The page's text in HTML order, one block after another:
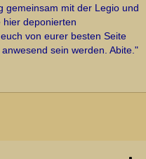
gemeinsam mit der Legio und
hier deponierten
von eurer besten Seite
sein werden. Abite."